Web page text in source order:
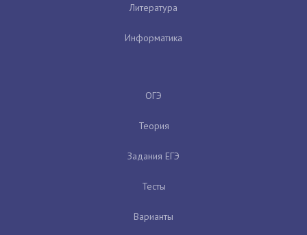
Литература
Информатика
ОГЭ
Теория
Задания ЕГЭ
Тесты
Варианты